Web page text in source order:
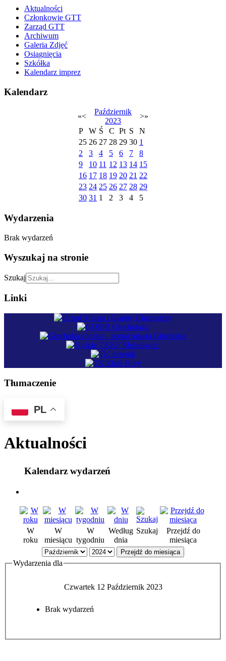
Aktualności
Członkowie GTT
Zarząd GTT
Archiwum
Galeria Zdjęć
Osiągnięcia
Szkółka
Kalendarz imprez
Kalendarz
«<
Październik
2023
>»
P
W Ś C Pt S
N
25 26 27 28 29 30 1
2
3 4 5 6 7
8
9
10 11 12 13 14 15
16 17 18 19 20 21 22
23 24 25 26 27 28 29
30 31 1 2 3 4 5
Wydarzenia
Brak wydarzeń
Wyszukaj na stronie
Szukaj
Linki
Tłumaczenie
PL
Aktualności
Kalendarz wydarzeń
W
roku
W
miesiącu
W
tygodniu
Według
dnia
Szukaj
Przejdź do
miesiąca
Przejdź do miesiąca
Wydarzenia dla
Czwartek 12 Październik 2023
Brak wydarzeń